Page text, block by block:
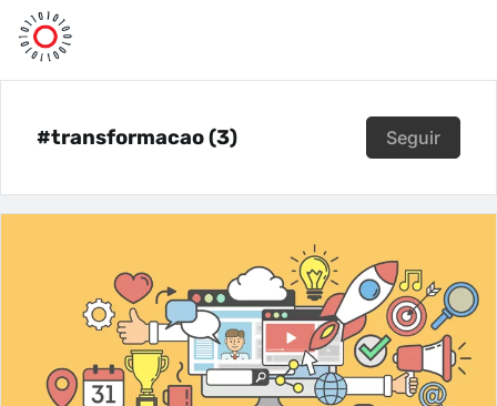
#transformacao (3) Seguir